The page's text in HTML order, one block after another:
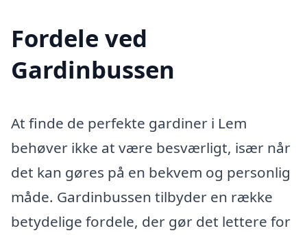
Fordele ved
Gardinbussen
At finde de perfekte gardiner i Lem
behøver ikke at være besværligt, især når
det kan gøres på en bekvem og personlig
måde. Gardinbussen tilbyder en række
betydelige fordele, der gør det lettere for